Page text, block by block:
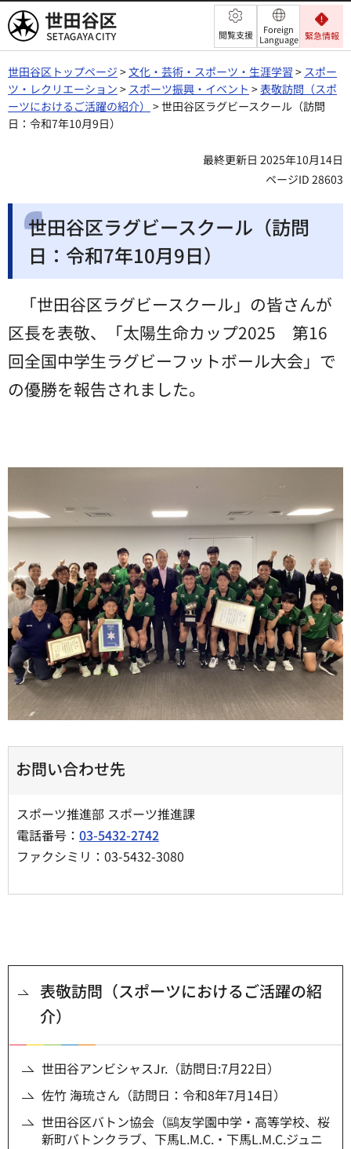
世田谷区 閲覧支援
Foreign
Language 緊急情報
世田谷区トップページ >文化・芸術・スポーツ・生涯学習 > スポー
ツ・レクリエーション > スポーツ振興・イベント >表敬訪問（スポ
ーツにおけるご活躍の紹介） > 世田谷区ラグビースクール（訪問
日：令和7年10月9日）
最終更新日 2025年10月14日
ページID 28603
世田谷区ラグビースクール（訪問
日：令和7年10月9日）
「世田谷区ラグビースクール」の皆さんが
区長を表敬、「太陽生命カップ2025 第16
回全国中学生ラグビーフットボール大会」で
の優勝を報告されました。
お問い合わせ先
スポーツ推進部 スポーツ推進課
電話番号： 03-5432-2742
ファクシミリ：03-5432-3080
表敬訪問（スポーツにおけるご活躍の紹
介）
世田谷アンビシャスJr.（訪問日:7月22日）
佐竹 海琉さん（訪問日：令和8年7月14日）
世田谷区バトン協会（鷗友学園中学・高等学校、桜
新町バトンクラブ、下馬L.M.C.・下馬L.M.C.ジュニ